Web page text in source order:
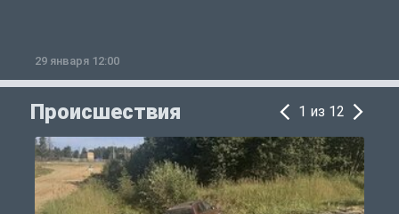
29 января 12:00
Происшествия 1 из 12